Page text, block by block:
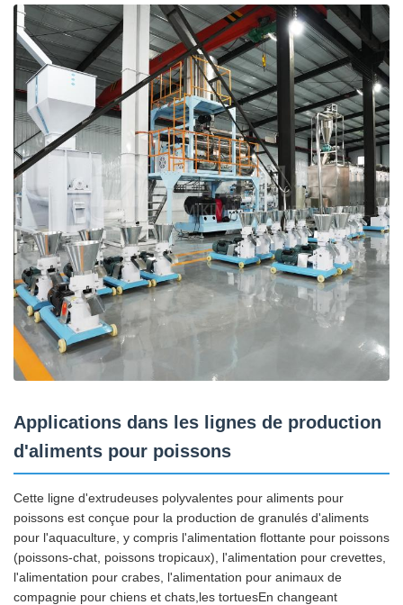
Applications dans les lignes de production
d'aliments pour poissons
Cette ligne d'extrudeuses polyvalentes pour aliments pour
poissons est conçue pour la production de granulés d'aliments
pour l'aquaculture, y compris l'alimentation flottante pour poissons
(poissons-chat, poissons tropicaux), l'alimentation pour crevettes,
l'alimentation pour crabes, l'alimentation pour animaux de
compagnie pour chiens et chats,les tortuesEn changeant